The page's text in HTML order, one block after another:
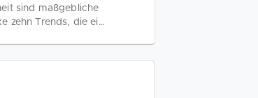
sind maßgebliche
zehn Trends, die eine